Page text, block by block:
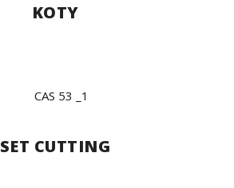
KOTY
SET CUTTING